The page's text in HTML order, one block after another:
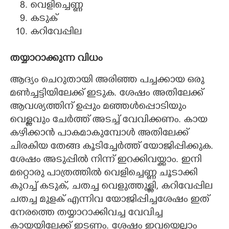
വെളിച്ചെണ്ണ
കടുക്
കറിവേപ്പില
തയ്യാറാക്കുന്ന വിധം
ആദ്യം ചെറുതായി അരിഞ്ഞ പച്ചക്കായ ഒരു
മൺച്ചട്ടിയിലേക്ക് ഇടുക. ശേഷം അതിലേക്ക്
ആവശ്യത്തിന് ഉപ്പും മഞ്ഞൾപ്പൊടിയും
വെള്ളവും ചേർത്ത് അടച്ച് വേവിക്കണം. കായ
കഴിക്കാൻ പാകമാകുമ്പോൾ അതിലേക്ക്
ചിരകിയ തേങ്ങ കൂടിച്ചേർത്ത് യോജിപ്പിക്കുക.
ശേഷം അടുപ്പിൽ നിന്ന് ഇറക്കിവയ്ക്കാം. ഇനി
മറ്റൊരു പാത്രത്തിൽ വെളിച്ചെണ്ണ ചൂടാക്കി
കുറച്ച് കടുക്, ചതച്ച വെളുത്തുള്ളി, കറിവേപ്പില
ചതച്ച മുളക് എന്നിവ യോജിപ്പിച്ചശേഷം ഇത്
നേരത്തെ തയ്യാറാക്കിവച്ച വേവിച്ച